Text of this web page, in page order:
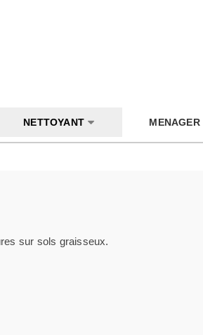
NETTOYANT MENAGER
sur sols graisseux.